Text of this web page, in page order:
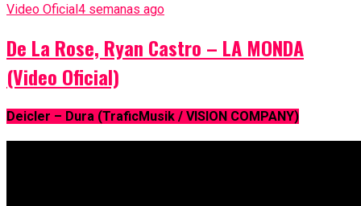
Video Oficial 4 semanas ago
De La Rose, Ryan Castro – LA MONDA
(Video Oficial)
Deicler – Dura (TraficMusik / VISION COMPANY)